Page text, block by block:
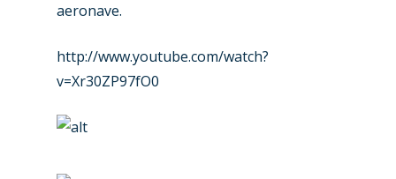
aeronave.
http://www.youtube.com/watch?
v=Xr30ZP97fO0
Jobs